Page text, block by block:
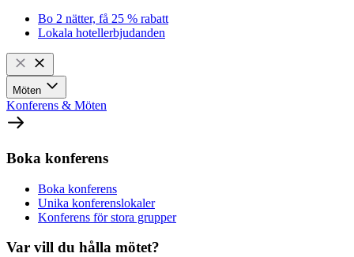
Bo 2 nätter, få 25 % rabatt
Lokala hotellerbjudanden
Möten
Konferens & Möten
Boka konferens
Boka konferens
Unika konferenslokaler
Konferens för stora grupper
Var vill du hålla mötet?